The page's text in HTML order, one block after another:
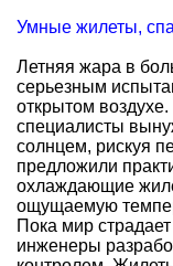
Умные жилеты,
Летняя жара в
серьезным
открытом
специалисты
солнцем, рискуя
предложили
охлаждающие
ощущаемую
Пока мир
инженеры